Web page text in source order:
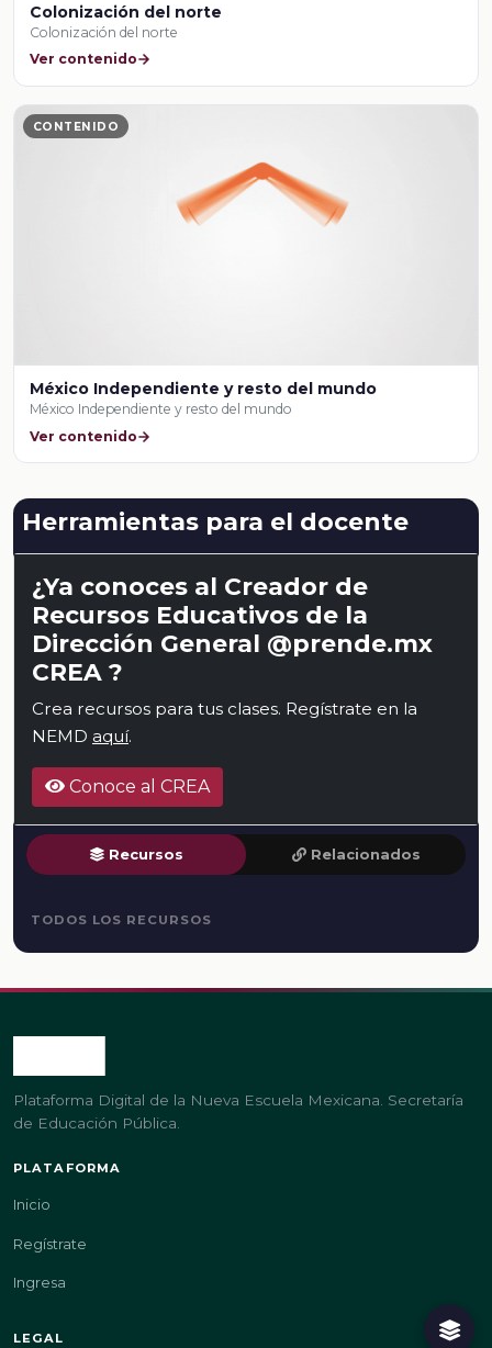
Colonización del norte
Colonización del norte
Ver contenido
CONTENIDO
México Independiente y resto del mundo
México Independiente y resto del mundo
Ver contenido
Herramientas para el docente
¿Ya conoces al Creador de
Recursos Educativos de la
Dirección General @prende.mx
CREA ?
Crea recursos para tus clases. Regístrate en la
NEMD aquí.
Conoce al CREA
Recursos Relacionados
TODOS LOS RECURSOS
Plataforma Digital de la Nueva Escuela Mexicana. Secretaría
de Educación Pública.
PLATAFORMA
Inicio
Regístrate
Ingresa
LEGAL